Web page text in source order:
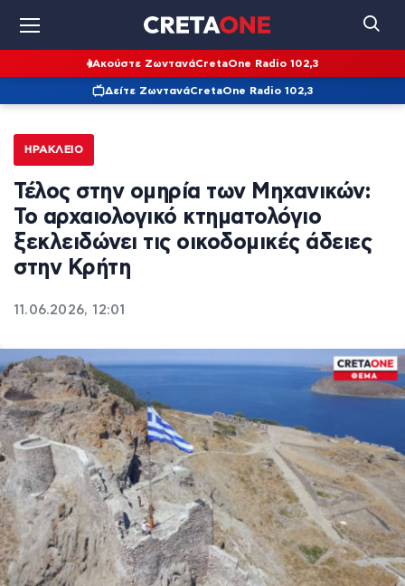
Ακούστε ΖωντανάCretaOne Radio 102,3
Δείτε ΖωντανάCretaOne Radio 102,3
ΗΡΆΚΛΕΙΟ
Τέλος στην ομηρία των Μηχανικών:
Το αρχαιολογικό κτηματολόγιο
ξεκλειδώνει τις οικοδομικές άδειες
στην Κρήτη
11.06.2026, 12:01